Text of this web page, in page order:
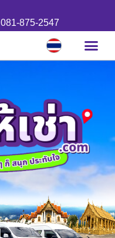
081-875-2547